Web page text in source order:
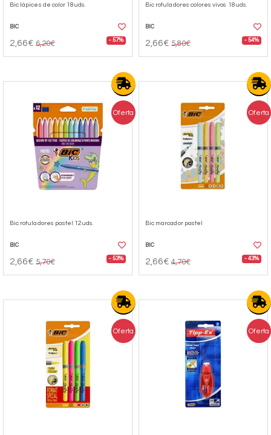
Bic lápices de color 18uds.
BIC
2,66€ 6,20€ - 57%
Bic rotuladores colores vivos 18uds.
BIC
2,66€ 5,80€ - 54%
Oferta
Bic rotuladores pastel 12uds.
BIC
2,66€ 5,70€ - 53%
Oferta
Bic marcador pastel
BIC
2,66€ 4,70€ - 43%
Oferta Oferta